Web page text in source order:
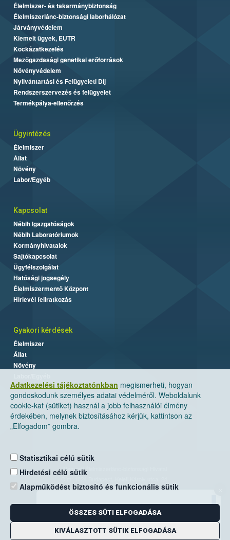
Adatkezelési tájékoztatónkban megismerheti, hogyan
gondoskodunk személyes adatai védelméről. Weboldalunk
cookie-kat (sütiket) használ a jobb felhasználói élmény
érdekében, melynek biztosításához kérjük, kattintson az
„Elfogadom” gombra.
Statisztikai célú sütik
Hirdetési célú sütik
Alapműködést biztosító és funkcionális sütik
ÖSSZES SÜTI ELFOGADÁSA
KIVÁLASZTOTT SÜTIK ELFOGADÁSA
Élelmiszer- és takarmánybiztonság
Élelmiszerlánc-biztonsági laborhálózat
Járványvédelem
Kiemelt ügyek, EUTR
Kockázatkezelés
Mezőgazdasági genetikai erőforrások
Növényvédelem
Nyilvántartási és Felügyeleti Díj
Rendszerszervezés és felügyelet
Termékpálya-ellenőrzés
Ügyintézés
Élelmiszer
Állat
Növény
Labor/Egyéb
Kapcsolat
Nébih Igazgatóságok
Nébih Laboratóriumok
Kormányhivatalok
Sajtókapcsolat
Ügyfélszolgálat
Hatósági jogsegély
Élelmiszermentő Központ
Hírlevél feliratkozás
Gyakori kérdések
Élelmiszer
Állat
Növény
Nemzeti Élelmiszerlánc-biztonsági Hivatal
Levelezési cím: 1525 Budapest. Pf. 30.
E-mail:ugyfelszolgalat@nebih.gov.hu
Zöld szám: 06-80/263-244
Telefon: 06-1/ 336-9000